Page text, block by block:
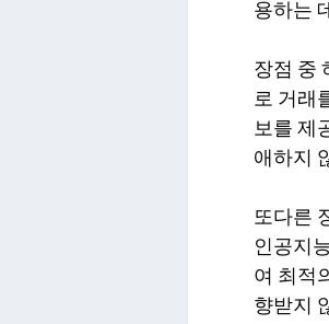
용하는
장점 중
로 거래
보를 제
애하지
또다른
인공지
여 최적
향받지